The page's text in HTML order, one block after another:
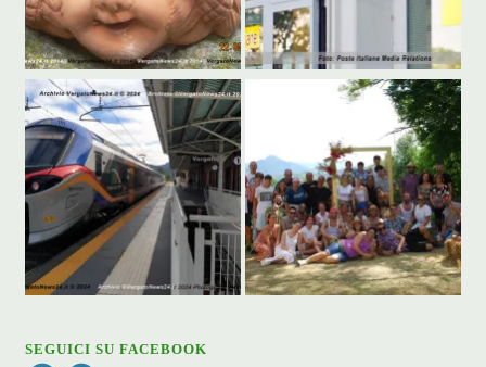
SEGUICI SU FACEBOOK